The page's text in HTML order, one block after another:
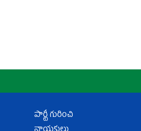
పార్టీ గురించి